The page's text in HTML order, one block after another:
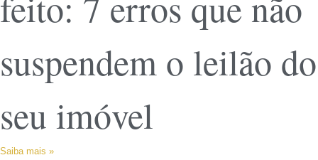
suspendem o leilão do
seu imóvel
Saiba mais »